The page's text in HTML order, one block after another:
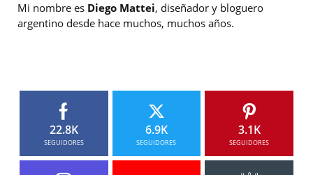
Mi nombre es Diego Mattei, diseñador y bloguero
argentino desde hace muchos, muchos años.
22.8K
SEGUIDORES
6.9K
SEGUIDORES
3.1K
SEGUIDORES